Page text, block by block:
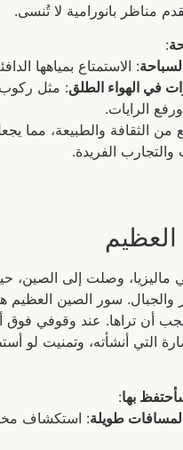
مناظر بانورامية لا تُنسى.
:
: الاستمتاع بمياهها
في الهواء الطلق: مثل ركوب
ورفع الرايات.
من الثقافة والطبيعة، مما
والتجارب الفريدة.
ماليزيا، وصلت إلى الصين،
والجبال. سور الصين العظيم
أن تراها. عند وقوفي فوق
التي أنشأته، وتمنيت لو
بها:
طويلة: استكشاف